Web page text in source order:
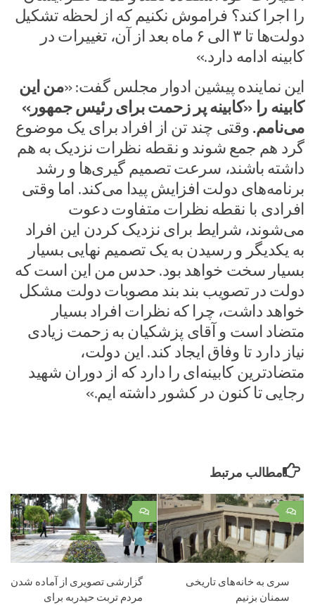
را اجرا کند؟ فراموش نکنیم که از لحظه تشکیل
دولت‌ها تا ۳ الی ۶ ماه بعد از آن، تغییرات در
کابینه ادامه دارد.»
این نماینده پیشین ادوار مجلس گفت: «من این
کابینه را «کابینه پر زحمت برای رئیس جمهور»
می‌نامم. وقتی چند تن از افراد برای یک موضوع
گرد هم جمع شوند و نقطه نظرات نزدیک به هم
داشته باشند، سرعت تصمیم گیری‌ها و رشد
برنامه‌های دولت افزایش پیدا می‌کند. اما وقتی
افرادی با نقطه نظرات متفاوت دعوت
می‌شوند، شرایط برای نزدیک کردن این افراد
به یکدیگر و رسیدن به یک تصمیم نهایی بسیار
بسیار سخت خواهد بود. حدس من این است که
دولت در تصویب بند بند مصوبات دولت مشکل
خواهد داشت، چرا که نظرات افراد بسیار
متضاد است و آقای پزشکیان به زحمت زیادی
نیاز دارد تا وفاق ایجاد کند. این دولت،
متضادترین کابینه‌ای را دارد که از دوران شهید
رجایی تا کنون در کشور داشته ایم.»
مطالب مرتبط
۰
گزارشی تصویری از آماده شدن
مردم تربت حیدربه برای
۰
سری به خانه‌های تاریخی
سمنان بزنیم